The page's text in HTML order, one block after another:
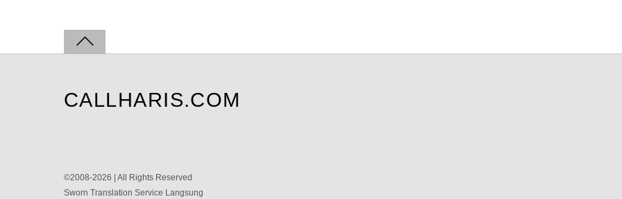
CALLHARIS.COM
©2008-2026 | All Rights Reserved
Sworn Translation Service Langsung